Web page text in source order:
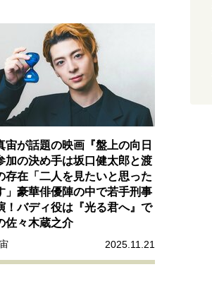
宙が話題の映画『盤上の向日
加の決め手は坂口健太郎と渡
存在「二人を見たいと思った
」豪華俳優陣の中で若手刑事
！バディ役は『光る君へ』で
佐々木蔵之介
2025.11.21